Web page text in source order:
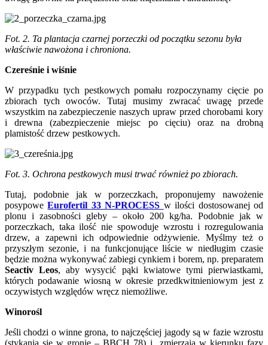
Fot. 2. Ta plantacja czarnej porzeczki od początku sezonu była
właściwie nawożona i chroniona.
Czereśnie i wiśnie
W przypadku tych pestkowych pomału rozpoczynamy cięcie po
zbiorach tych owoców. Tutaj musimy zwracać uwagę przede
wszystkim na zabezpieczenie naszych upraw przed chorobami kory
i drewna (zabezpieczenie miejsc po cięciu) oraz na drobną
plamistość drzew pestkowych.
Fot. 3. Ochrona pestkowych musi trwać również po zbiorach.
Tutaj, podobnie jak w porzeczkach, proponujemy nawożenie
posypoweEurofertil 33 N-PROCESS w ilości dostosowanej od
plonu i zasobności gleby – około 200 kg/ha. Podobnie jak w
porzeczkach, taka ilość nie spowoduje wzrostu i rozregulowania
drzew, a zapewni ich odpowiednie odżywienie. Myślmy też o
przyszłym sezonie, i na funkcjonujące liście w niedługim czasie
będzie można wykonywać zabiegi cynkiem i borem, np. preparatem
Seactiv Leos, aby wysycić pąki kwiatowe tymi pierwiastkami,
których podawanie wiosną w okresie przedkwitnieniowym jest z
oczywistych względów wręcz niemożliwe.
Winorośl
Jeśli chodzi o winne grona, to najczęściej jagody są w fazie wzrostu
(stykania się w gronie – BBCH 78) i zmierzają w kierunku fazy